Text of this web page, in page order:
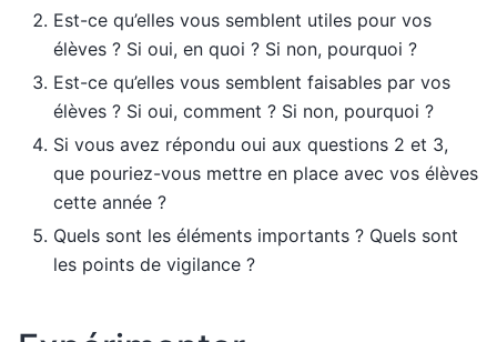
Est-ce qu’elles vous semblent utiles pour vos
élèves ? Si oui, en quoi ? Si non, pourquoi ?
Est-ce qu’elles vous semblent faisables par vos
élèves ? Si oui, comment ? Si non, pourquoi ?
Si vous avez répondu oui aux questions 2 et 3,
que pouriez-vous mettre en place avec vos élèves
cette année ?
Quels sont les éléments importants ? Quels sont
les points de vigilance ?